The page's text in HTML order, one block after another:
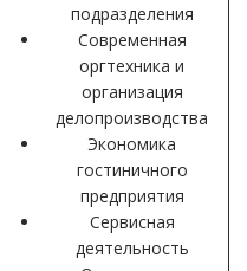
подразделения
Современная
оргтехника и
организация
делопроизводства
Экономика
гостиничного
предприятия
Сервисная
деятельность